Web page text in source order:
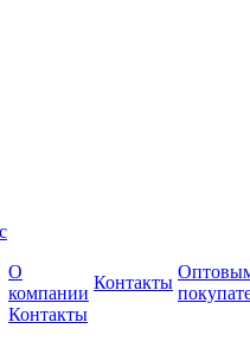
О
компании
Контакты
Контакты